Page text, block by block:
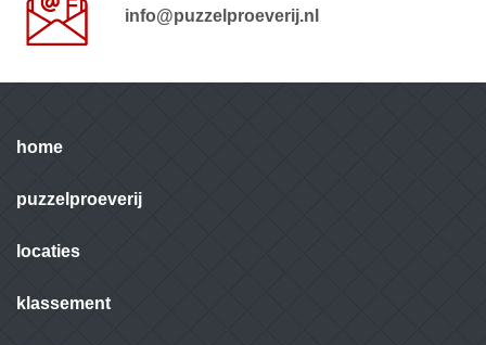
info@puzzelproeverij.nl
home
puzzelproeverij
locaties
klassement